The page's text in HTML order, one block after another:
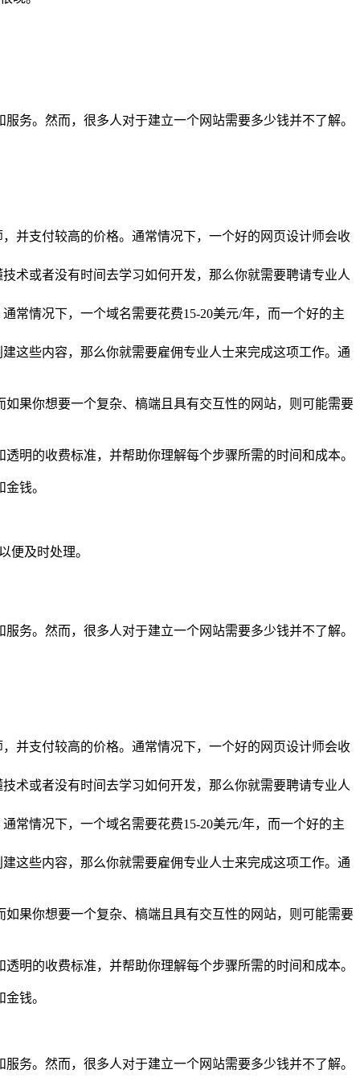
务。然而，很多人对于建立一个网站需要多少钱并不了解。
并支付较高的价格。通常情况下，一个好的网页设计师会收
术或者没有时间去学习如何开发，那么你就需要聘请专业人
常情况下，一个域名需要花费15-20美元/年，而一个好的主
这些内容，那么你就需要雇佣专业人士来完成这项工作。通
果你想要一个复杂、槁端且具有交互性的网站，则可能需要
明的收费标准，并帮助你理解每个步骤所需的时间和成本。
钱。
便及时处理。
务。然而，很多人对于建立一个网站需要多少钱并不了解。
并支付较高的价格。通常情况下，一个好的网页设计师会收
术或者没有时间去学习如何开发，那么你就需要聘请专业人
常情况下，一个域名需要花费15-20美元/年，而一个好的主
这些内容，那么你就需要雇佣专业人士来完成这项工作。通
果你想要一个复杂、槁端且具有交互性的网站，则可能需要
明的收费标准，并帮助你理解每个步骤所需的时间和成本。
钱。
务。然而，很多人对于建立一个网站需要多少钱并不了解。